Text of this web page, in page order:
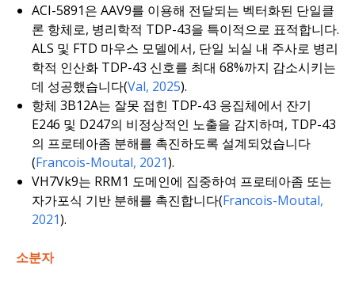
ACI-5891은 AAV9를 이용해 전달되는 벡터화된 단일클
론 항체로, 병리학적 TDP-43을 특이적으로 표적합니다.
ALS 및 FTD 마우스 모델에서, 단일 뇌실 내 주사로 병리
학적 인산화 TDP-43 신호를 최대 68%까지 감소시키는
데 성공했습니다(Val, 2025).
항체 3B12A는 잘못 접힌 TDP-43 응집체에서 잔기
E246 및 D247의 비정상적인 노출을 감지하며, TDP-43
의 프로테아좀 분해를 촉진하도록 설계되었습니다
(Francois-Moutal, 2021).
VH7Vk9는 RRM1 도메인에 집중하여 프로테아좀 또는
자가포식 기반 분해를 촉진합니다(Francois-Moutal,
2021).
소분자